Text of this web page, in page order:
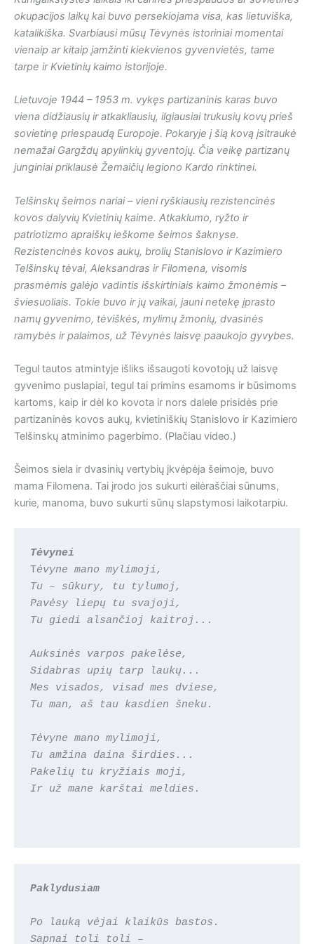
okupacijos laikų kai buvo persekiojama visa, kas lietuviška,
katalikiška. Svarbiausi mūsų Tėvynės istoriniai momentai
vienaip ar kitaip įamžinti kiekvienos gyvenvietės, tame
tarpe ir Kvietinių kaimo istorijoje.
Lietuvoje 1944 – 1953 m. vykęs partizaninis karas buvo
viena didžiausių ir atkakliausių, ilgiausiai trukusių kovų prieš
sovietinę priespaudą Europoje. Pokaryje į šią kovą įsitraukė
nemažai Gargždų apylinkių gyventojų. Čia veikę partizanų
junginiai priklausė Žemaičių legiono Kardo rinktinei.
Telšinskų šeimos nariai – vieni ryškiausių rezistencinės
kovos dalyvių Kvietinių kaime. Atkaklumo, ryžto ir
patriotizmo apraiškų ieškome šeimos šaknyse.
Rezistencinės kovos aukų, brolių Stanislovo ir Kazimiero
Telšinskų tėvai, Aleksandras ir Filomena, visomis
prasmėmis galėjo vadintis išskirtiniais kaimo žmonėmis –
šviesuoliais. Tokie buvo ir jų vaikai, jauni netekę įprasto
namų gyvenimo, tėviškės, mylimų žmonių, dvasinės
ramybės ir palaimos, už Tėvynės laisvę paaukojo gyvybes.
Tegul tautos atmintyje išliks išsaugoti kovotojų už laisvę
gyvenimo puslapiai, tegul tai primins esamoms ir būsimoms
kartoms, kaip ir dėl ko kovota ir nors dalele prisidės prie
partizaninės kovos aukų, kvietiniškių Stanislovo ir Kazimiero
Telšinskų atminimo pagerbimo. (Plačiau video.)
Šeimos siela ir dvasinių vertybių įkvėpėja šeimoje, buvo
mama Filomena. Tai įrodo jos sukurti eilėraščiai sūnums,
kurie, manoma, buvo sukurti sūnų slapstymosi laikotarpiu.
Tėvynei
Tėvyne mano mylimoji,
Tu – sūkury, tu tylumoj,
Pavėsy liepų tu svajoji,
Tu giedi alsančioj kaitroj...
Auksinės varpos pakelėse,
Sidabras upių tarp laukų...
Mes visados, visad mes dviese,
Tu man, aš tau kasdien šneku.
Tėvyne mano mylimoji,
Tu amžina daina širdies...
Pakelių tu kryžiais moji,
Ir už mane karštai meldies.
Paklydusiam
Po lauką vėjai klaikūs bastos.
Sapnai toli toli –